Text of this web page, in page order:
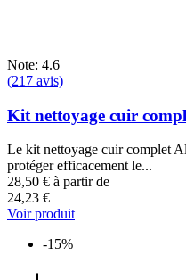
Note: 4.6
(217 avis)
Kit nettoyage cuir
Le kit nettoyage cuir complet
protéger efficacement le...
28,50 € à partir de
24,23 €
Voir produit
-15%